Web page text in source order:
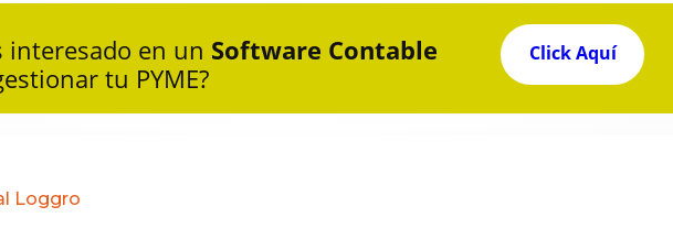
interesado en un Software Contable
tu PYME?
Click Aquí
Loggro